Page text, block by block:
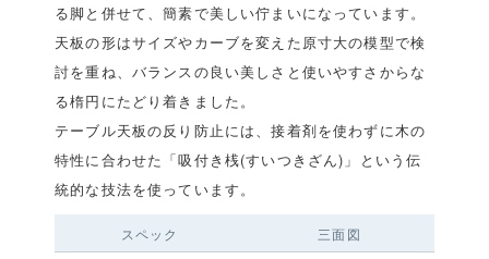
る脚と併せて、簡素で美しい佇まいになっています。
天板の形はサイズやカーブを変えた原寸大の模型で検
討を重ね、バランスの良い美しさと使いやすさからな
る楕円にたどり着きました。
テーブル天板の反り防止には、接着剤を使わずに木の
特性に合わせた「吸付き桟(すいつきざん)」という伝
統的な技法を使っています。
スペック 三面図